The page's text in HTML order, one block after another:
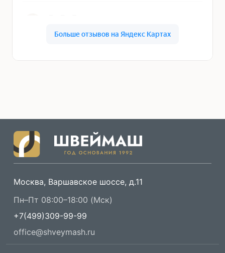
Москва, Варшавское шоссе, д.11
Пн–Пт 08:00–18:00 (Мск)
+7(499)309-99-99
office@shveymash.ru